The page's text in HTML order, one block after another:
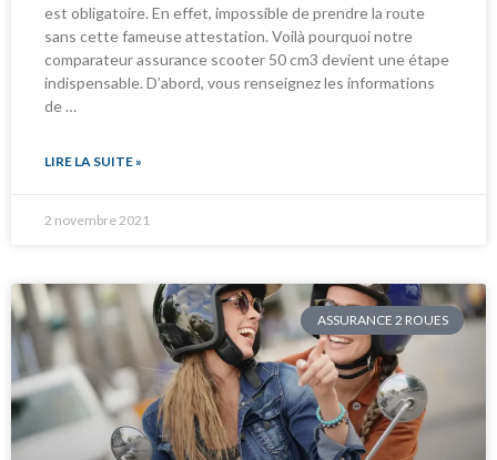
est obligatoire. En effet, impossible de prendre la route
sans cette fameuse attestation. Voilà pourquoi notre
comparateur assurance scooter 50 cm3 devient une étape
indispensable. D’abord, vous renseignez les informations
de …
LIRE LA SUITE »
2 novembre 2021
ASSURANCE 2 ROUES